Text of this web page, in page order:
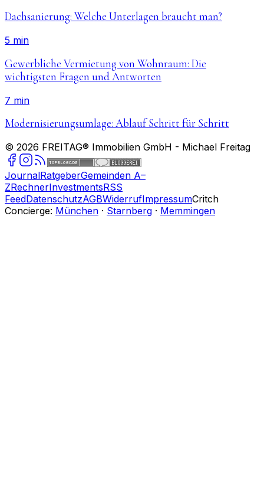
Dachsanierung: Welche Unterlagen braucht man?
5 min
Gewerbliche Vermietung von Wohnraum: Die
wichtigsten Fragen und Antworten
7 min
Modernisierungsumlage: Ablauf Schritt für Schritt
© 2026 FREITAG® Immobilien GmbH - Michael Freitag
JournalRatgeberGemeinden A–
ZRechnerInvestmentsRSS
FeedDatenschutzAGBWiderrufImpressumCritch
Concierge: München · Starnberg · Memmingen